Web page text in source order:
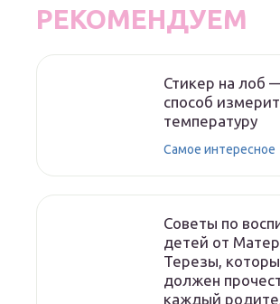
РЕКОМЕНДУЕМ
Стикер на лоб
способ
температуру
Самое интересное
Советы по
детей от
Терезы,
должен
каждый